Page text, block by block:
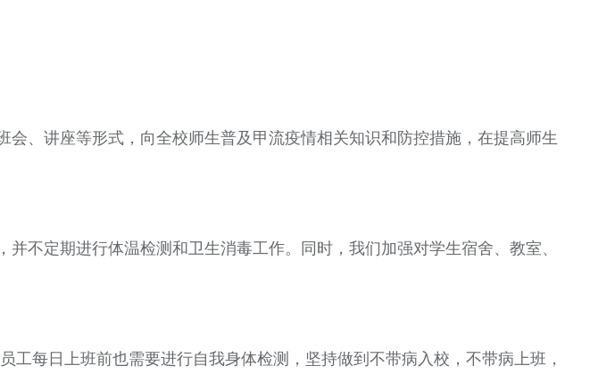
、讲座等形式，向全校师生普及甲流疫情相关知识和防控措施，在提高师生
不定期进行体温检测和卫生消毒工作。同时，我们加强对学生宿舍、教室、
每日上班前也需要进行自我身体检测，坚持做到不带病入校，不带病上班，